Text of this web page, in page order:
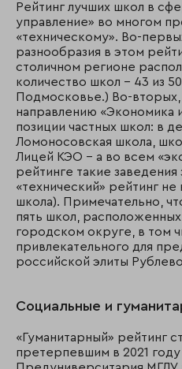
Рейтинг лучших школ в
управление» во многом
«техническому». Во-
разнообразия в этом
столичном регионе
количество школ – 43 из
Подмосковье.) Во-вторых,
направлению «Экономика
позиции частных школ: в
Ломоносовская школа,
Лицей КЭО – а во всем
рейтинге такие заведения
«технический» рейтинг не
школа). Примечательно,
пять школ,
городском округе, в том
привлекательного для
российской элиты
Социальные и
«Гуманитарный» рейтинг
претерпевшим в 2021